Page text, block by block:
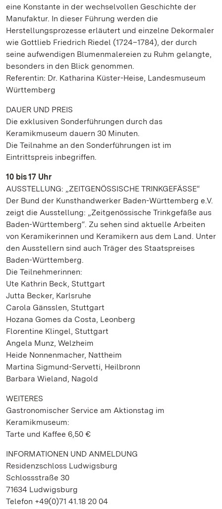
eine Konstante in der wechselvollen Geschichte der
Manufaktur. In dieser Führung werden die
Herstellungsprozesse erläutert und einzelne Dekormaler
wie Gottlieb Friedrich Riedel (1724–1784), der durch
seine aufwendigen Blumenmalereien zu Ruhm gelangte,
besonders in den Blick genommen.
Referentin: Dr. Katharina Küster-Heise, Landesmuseum
Württemberg
DAUER UND PREIS
Die exklusiven Sonderführungen durch das
Keramikmuseum dauern 30 Minuten.
Die Teilnahme an den Sonderführungen ist im
Eintrittspreis inbegriffen.
10 bis 17 Uhr
AUSSTELLUNG: „ZEITGENÖSSISCHE TRINKGEFÄSSE“
Der Bund der Kunsthandwerker Baden-Württemberg e.V.
zeigt die Ausstellung: „Zeitgenössische Trinkgefäße aus
Baden-Württemberg“. Zu sehen sind aktuelle Arbeiten
von Keramikerinnen und Keramikern aus dem Land. Unter
den Ausstellern sind auch Träger des Staatspreises
Baden-Württemberg.
Die Teilnehmerinnen:
Ute Kathrin Beck, Stuttgart
Jutta Becker, Karlsruhe
Carola Gänsslen, Stuttgart
Hozana Gomes da Costa, Leonberg
Florentine Klingel, Stuttgart
Angela Munz, Welzheim
Heide Nonnenmacher, Nattheim
Martina Sigmund-Servetti, Heilbronn
Barbara Wieland, Nagold
WEITERES
Gastronomischer Service am Aktionstag im
Keramikmuseum:
Tarte und Kaffee 6,50 €
INFORMATIONEN UND ANMELDUNG
Residenzschloss Ludwigsburg
Schlossstraße 30
71634 Ludwigsburg
Telefon +49(0)71 41.18 20 04